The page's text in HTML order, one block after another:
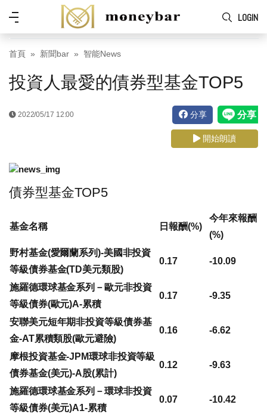
Skip to main content
LOGIN
功
能
表
首頁 新聞bar 智能News
投資人最愛的債券型基金TOP5
2022/05/17 12:00 分享
開始朗讀
債券型基金TOP5
基金名稱 日報酬(%)
今年來報酬
(%)
野村基金(愛爾蘭系列)-美國非投資
等級債券基金(TD美元類股)
0.17 -10.09
施羅德環球基金系列－歐元非投資
等級債券(歐元)A-累積
0.17 -9.35
安聯美元短年期非投資等級債券基
金-AT累積類股(歐元避險)
0.16 -6.62
摩根投資基金-JPM環球非投資等級
債券基金(美元)-A股(累計)
0.12 -9.63
施羅德環球基金系列－環球非投資
等級債券(美元)A1-累積
0.07 -10.42